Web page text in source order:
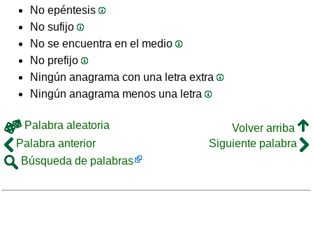
No epéntesis
No sufijo
No se encuentra en el medio
No prefijo
Ningún anagrama con una letra extra
Ningún anagrama menos una letra
Palabra aleatoria
Volver arriba
Palabra anterior
Siguiente palabra
Búsqueda de palabras